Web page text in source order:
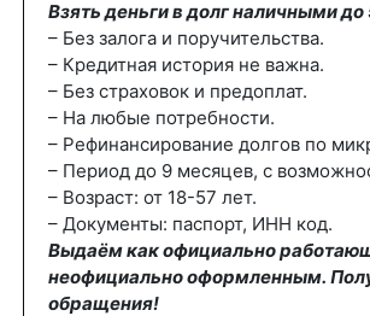
Взять деньги в долг наличными
– Без залога и поручительства.
– Кредитная история не важна.
– Без страховок и предоплат.
– На любые потребности.
– Рефинансирование долгов по
– Период до 9 месяцев, с
– Возраст: от 18-57 лет.
– Документы: паспорт, ИНН код.
Выдаём как официально
неофициально оформленным.
обращения!